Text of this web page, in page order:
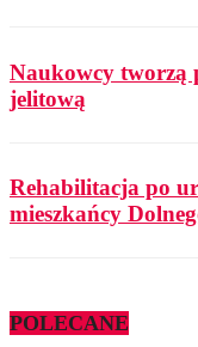
Naukowcy tworzą
jelitową
Rehabilitacja po
mieszkańcy
POLECANE